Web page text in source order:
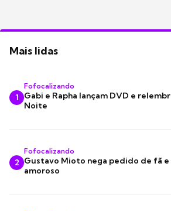
Mais lidas
1
Fofocalizando
Gabi e Rapha lançam DVD e
Noite
2
Fofocalizando
Gustavo Mioto nega pedido de fã e
amoroso